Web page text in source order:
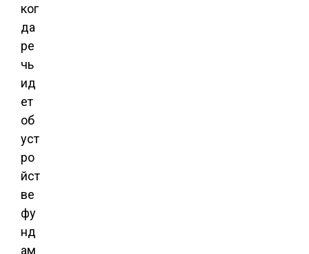
ког
да
ре
чь
ид
ет
об
уст
ро
йст
ве
фу
нд
ам